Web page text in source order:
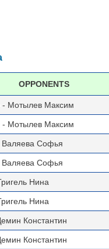
OPPONENTS
- Мотылев Максим
- Мотылев Максим
Валяева Софья
Валяева Софья
Нина
Нина
Константин
Константин